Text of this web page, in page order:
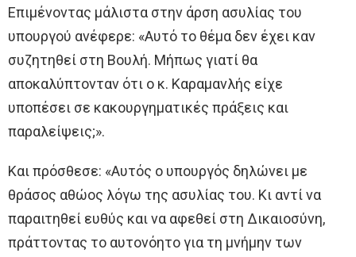
Επιμένοντας μάλιστα στην άρση ασυλίας του
υπουργού ανέφερε: «Aυτό το θέμα δεν έχει καν
συζητηθεί στη Βουλή. Μήπως γιατί θα
αποκαλύπτονταν ότι ο κ. Καραμανλής είχε
υποπέσει σε κακουργηματικές πράξεις και
παραλείψεις;».
Και πρόσθεσε: «Αυτός ο υπουργός δηλώνει με
θράσος αθώος λόγω της ασυλίας του. Κι αντί να
παραιτηθεί ευθύς και να αφεθεί στη Δικαιοσύνη,
πράττοντας το αυτονόητο για τη μνήμην των